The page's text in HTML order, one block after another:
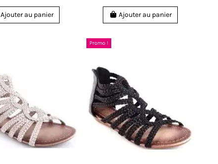
Ajouter au panier Ajouter au panier
Promo !